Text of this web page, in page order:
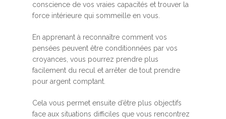
conscience de vos vraies capacités et trouver la
force intérieure qui sommeille en vous.
En apprenant à reconnaître comment vos
pensées peuvent être conditionnées par vos
croyances, vous pourrez prendre plus
facilement du recul et arrêter de tout prendre
pour argent comptant.
Cela vous permet ensuite d’être plus objectifs
face aux situations difficiles que vous rencontrez